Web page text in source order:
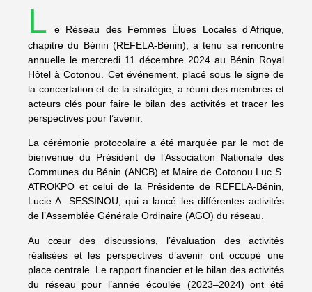
L
e Réseau des Femmes Élues Locales d’Afrique,
chapitre du Bénin (REFELA-Bénin), a tenu sa rencontre
annuelle le mercredi 11 décembre 2024 au Bénin Royal
Hôtel à Cotonou. Cet événement, placé sous le signe de
la concertation et de la stratégie, a réuni des membres et
acteurs clés pour faire le bilan des activités et tracer les
perspectives pour l’avenir.
La cérémonie protocolaire a été marquée par le mot de
bienvenue du Président de l’Association Nationale des
Communes du Bénin (ANCB) et Maire de Cotonou Luc S.
ATROKPO et celui de la Présidente de REFELA-Bénin,
Lucie A. SESSINOU, qui a lancé les différentes activités
de l’Assemblée Générale Ordinaire (AGO) du réseau.
Au cœur des discussions, l’évaluation des activités
réalisées et les perspectives d’avenir ont occupé une
place centrale. Le rapport financier et le bilan des activités
du réseau pour l’année écoulée (2023–2024) ont été